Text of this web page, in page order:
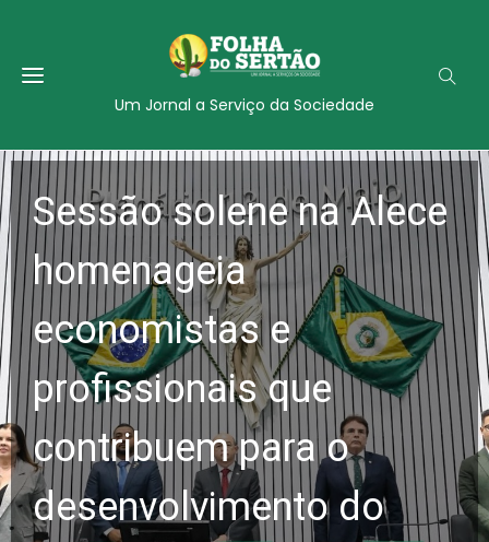
Um Jornal a Serviço da Sociedade
Sessão solene na Alece
homenageia
economistas e
profissionais que
contribuem para o
desenvolvimento do